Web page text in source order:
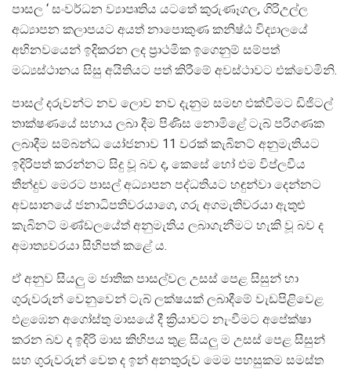
පාසල ‘ සංවර්ධන ව්‍යාපෘතිය යටතේ කුරුණෑගල, ගිරිඋල්ල
අධ්‍යාපන කලාපයට අයත් නාපොකුණ කනිෂ්ඨ විද්‍යාලයේ
අභිනවයෙන් ඉදිකරන ලද ප්‍රාථමික ඉගෙනුම් සම්පත්
මධ්‍යස්ථානය සිසු අයිතියට පත් කිරීමේ අවස්ථාවට එක්වෙමිනි.
පාසල් දරුවන්ට නව ලොව නව දැනුම සමඟ එක්වීමට ඩිජිටල්
තාක්ෂණයේ සහාය ලබා දීම පිණිස නොමිළේ ටැබ් පරිගණක
ලබාදීම සම්බන්ධ යෝජනාව 11 වරක් කැබිනට් අනුමැතියට
ඉදිරිපත් කරන්නට සිදු වූ බව ද, කෙසේ හෝ එම විප්ලවීය
තීන්දුව මෙරට පාසල් අධ්‍යාපන පද්ධතියට හඳුන්වා දෙන්නට
අවසානයේ ජනාධිපතිවරයාගෙ, ගරු අගමැතිවරයා ඇතුළු
කැබිනට් මණ්ඩලයේත් අනුමැතිය ලබාගැනීමට හැකි වූ බව ද
අමාත්‍යවරයා සිහිපත් කළේ ය.
ඒ අනුව සියලු ම ජාතික පාසල්වල උසස් පෙළ සිසුන් හා
ගුරුවරුන් වෙනුවෙන් ටැබ් ලක්ෂයක් ලබාදීමේ වැඩපිළිවෙළ
එළඹෙන අගෝස්තු මාසයේ දී ක්‍රියාවට නැංවීමට අපේක්ෂා
කරන බව ද ඉදිරි මාස කිහිපය තුළ සියලු ම උසස් පෙළ සිසුන්
සහ ගුරුවරුන් වෙත ද ඉන් අනතුරුව මෙම පහසුකම සමස්ත